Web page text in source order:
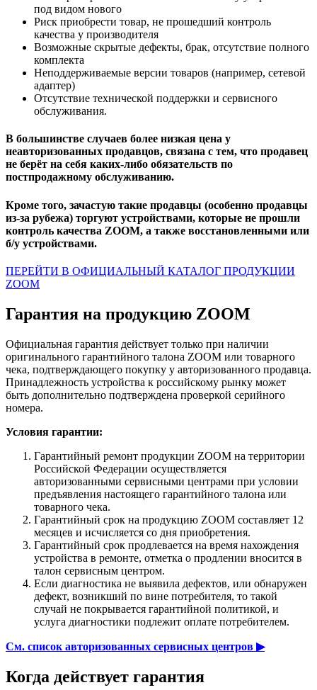
под видом нового
Риск приобрести товар, не прошедший контроль
качества у производителя
Возможные скрытые дефекты, брак, отсутствие полного
комплекта
Неподдерживаемые версии товаров (например, сетевой
адаптер)
Отсутствие технической поддержки и сервисного
обслуживания.
В большинстве случаев более низкая цена у
неавторизованных продавцов, связана с тем, что продавец
не берёт на себя каких-либо обязательств по
постпродажному обслуживанию.
Кроме того, зачастую такие продавцы (особенно продавцы
из-за рубежа) торгуют устройствами, которые не прошли
контроль качества ZOOM, а также восстановленными или
б/у устройствами.
ПЕРЕЙТИ В ОФИЦИАЛЬНЫЙ КАТАЛОГ ПРОДУКЦИИ
ZOOM
Гарантия на продукцию ZOOM
Официальная гарантия действует только при наличии
оригинального гарантийного талона ZOOM или товарного
чека, подтверждающего покупку у авторизованного продавца.
Принадлежность устройства к российскому рынку может
быть дополнительно подтверждена проверкой серийного
номера.
Условия гарантии:
Гарантийный ремонт продукции ZOOM на территории
Российской Федерации осуществляется
авторизованными сервисными центрами при условии
предъявления настоящего гарантийного талона или
товарного чека.
Гарантийный срок на продукцию ZOOM составляет 12
месяцев и исчисляется со дня приобретения.
Гарантийный срок продлевается на время нахождения
устройства в ремонте, отметка о продлении вносится в
талон сервисным центром.
Если диагностика не выявила дефектов, или обнаружен
дефект, возникший по вине потребителя, то такой
случай не покрывается гарантийной политикой, и
услуга диагностики подлежит оплате потребителем.
См. список авторизованных сервисных центров ▶
Когда действует гарантия